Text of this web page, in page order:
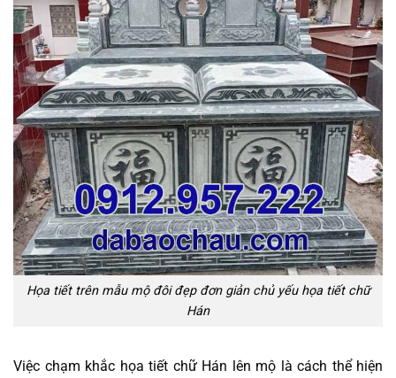
Họa tiết trên mẫu mộ đôi đẹp đơn giản chủ yếu họa tiết chữ
Hán
Việc chạm khắc họa tiết chữ Hán lên mộ là cách thể hiện